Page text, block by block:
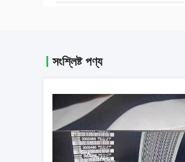
সংশ্লিষ্ট পণ্য